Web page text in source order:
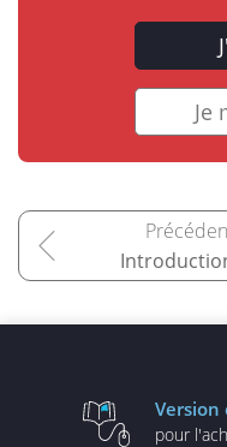
Je
Version
pour